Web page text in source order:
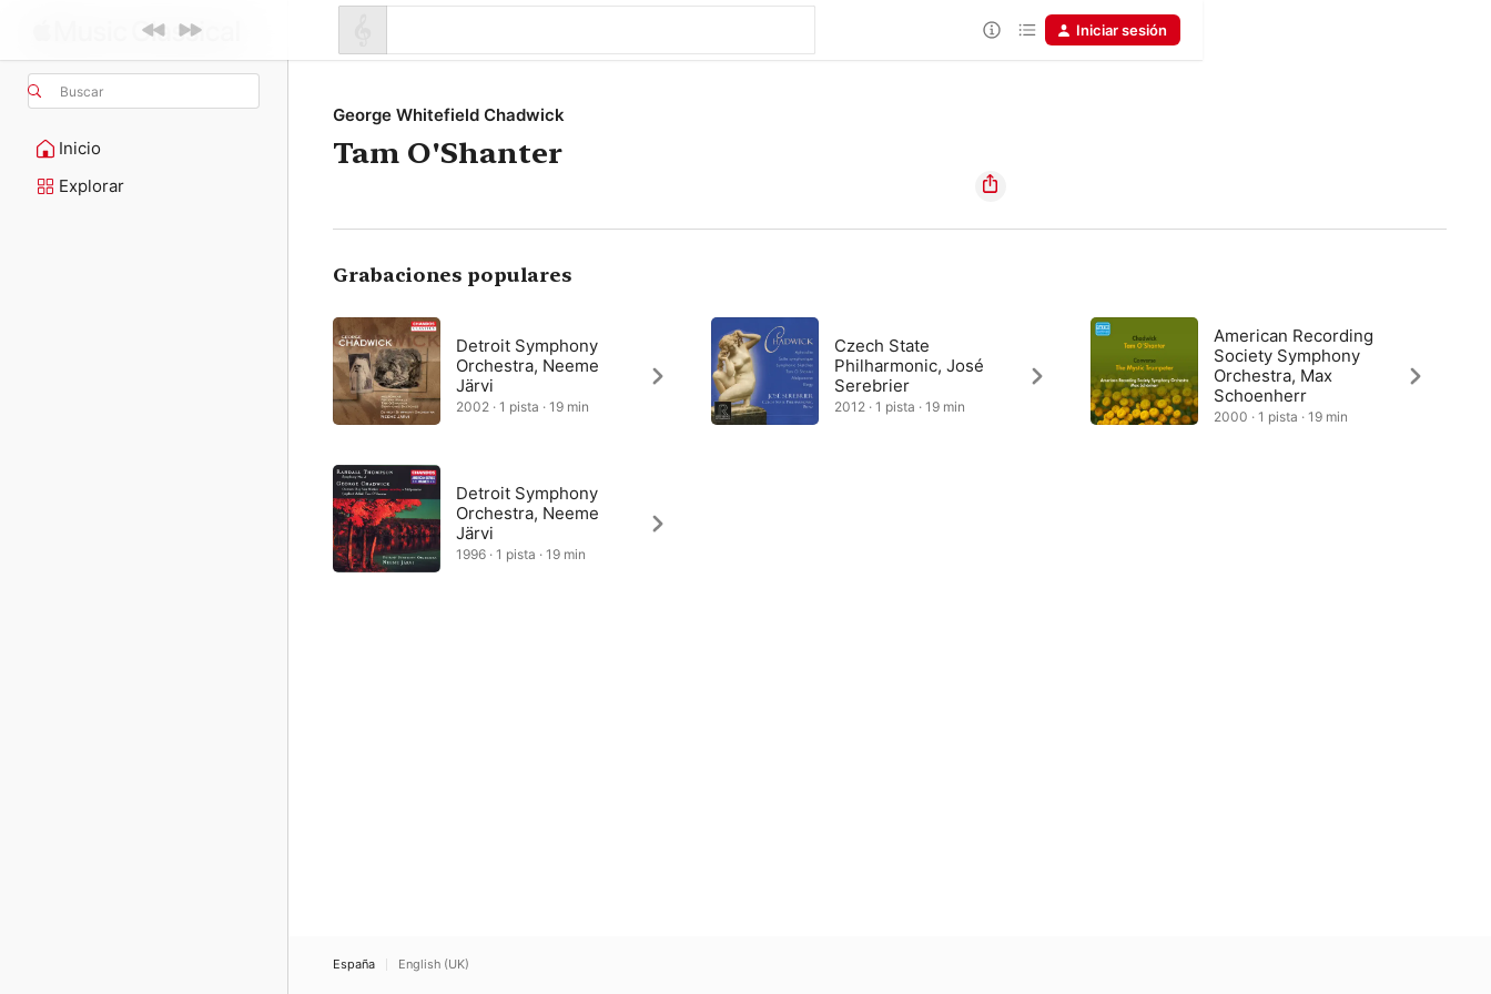
Buscar
Inicio
Explorar
Iniciar sesión
George Whitefield Chadwick
Tam O'Shanter
Grabaciones populares
Detroit Symphony
Orchestra, Neeme
Järvi
2002 · 1 pista · 19 min
Czech State
Philharmonic, José
Serebrier
2012 · 1 pista · 19 min
American Recording
Society Symphony
Orchestra, Max
Schoenherr
2000 · 1 pista · 19 min
Detroit Symphony
Orchestra, Neeme
Järvi
1996 · 1 pista · 19 min
España English (UK)